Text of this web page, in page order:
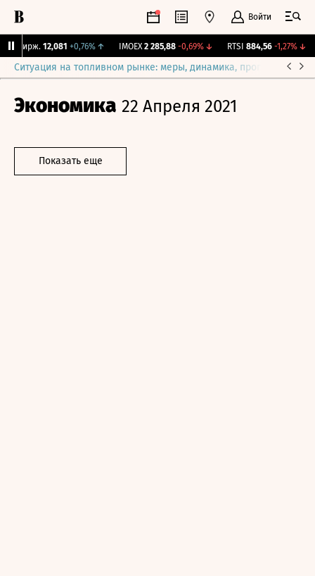
Войти
Бирж. 12,081 +0,76%↑ IMOEX 2 285,88 -0,69%↓ RTSI 884,56 -1,27%↓
Ситуация на топливном рынке: меры, динамика, прогнозы
Экономика 22 Апреля 2021
Показать еще